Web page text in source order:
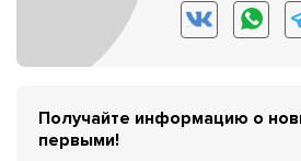
Получайте информацию о
первыми!